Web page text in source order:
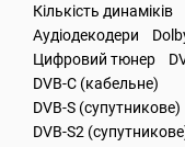
Кількість
Аудіодекодери
Цифровий тюнер
DVB-C (кабельне)
DVB-S (супутникове)
DVB-S2